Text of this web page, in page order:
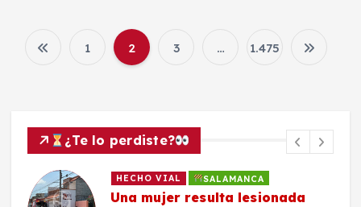
P
g
i
1 2 3 … 1.475
¿Te lo perdiste?
HECHO VIAL SALAMANCA
Una mujer resulta lesionada